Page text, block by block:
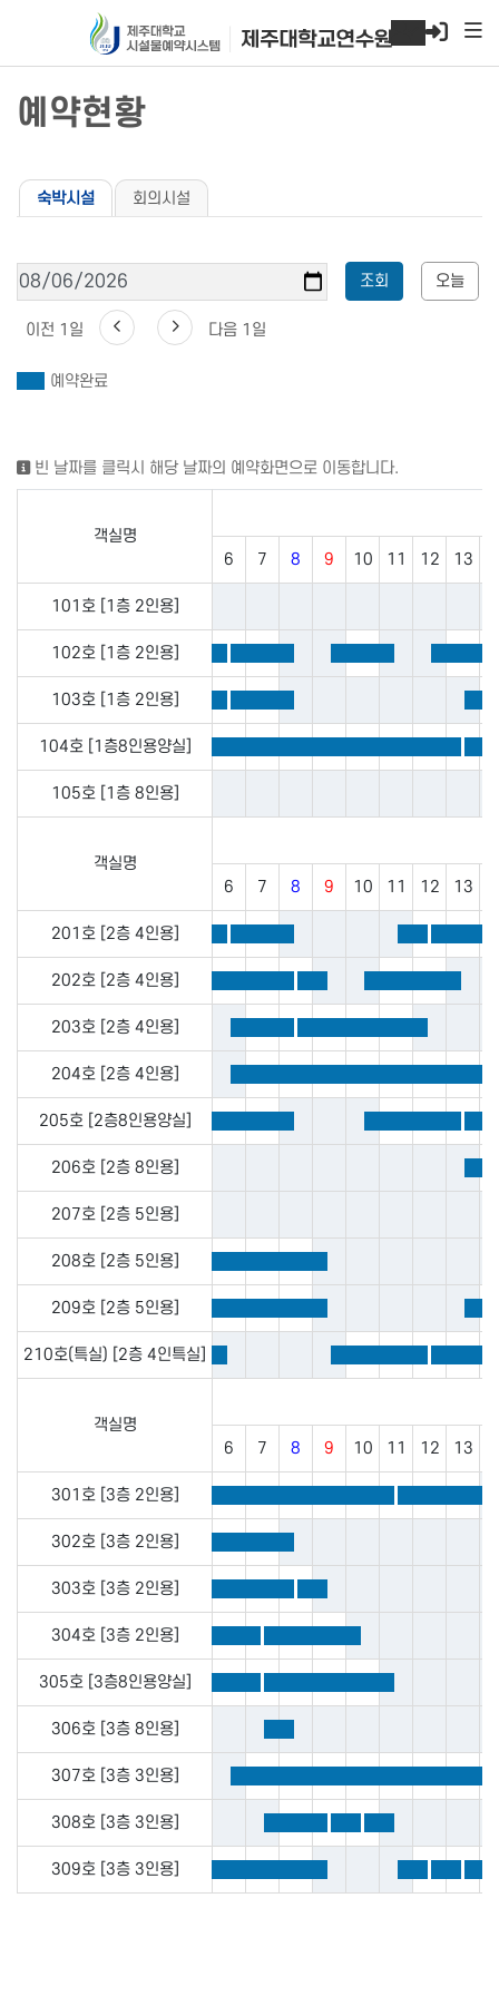
예약현황
숙박시설 회의시설
날짜선택
조회 오늘
이전 1일 다음 1일
예약완료
빈 날짜를 클릭시 해당 날짜의 예약화면으로 이동합니다.
객실명
6
7 8 9 10 11 12 13
101호 [1층 2인용]
102호 [1층 2인용]
103호 [1층 2인용]
104호 [1층8인용양실]
105호 [1층 8인용]
객실명
6
7 8 9 10 11 12 13
201호 [2층 4인용]
202호 [2층 4인용]
203호 [2층 4인용]
204호 [2층 4인용]
205호 [2층8인용양실]
206호 [2층 8인용]
207호 [2층 5인용]
208호 [2층 5인용]
209호 [2층 5인용]
210호(특실) [2층 4인특실]
객실명
6
7 8 9 10 11 12 13
301호 [3층 2인용]
302호 [3층 2인용]
303호 [3층 2인용]
304호 [3층 2인용]
305호 [3층8인용양실]
306호 [3층 8인용]
307호 [3층 3인용]
308호 [3층 3인용]
309호 [3층 3인용]